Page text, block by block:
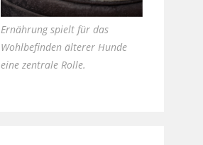
Ernährung spielt für das
Wohlbefinden älterer Hunde
eine zentrale Rolle.